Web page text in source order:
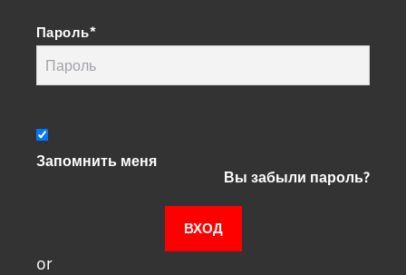
Пароль*
Запомнить меня
Вы забыли пароль?
or